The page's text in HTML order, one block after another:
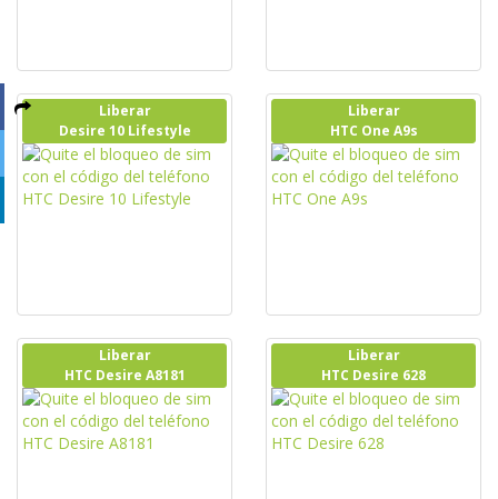
Liberar
Desire 10 Lifestyle
Liberar
HTC One A9s
Liberar
HTC Desire A8181
Liberar
HTC Desire 628